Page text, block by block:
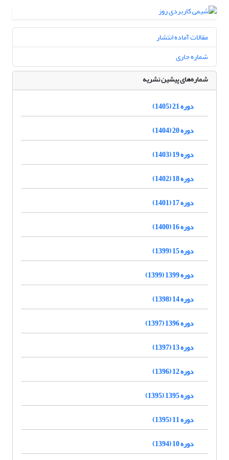
مقالات آماده انتشار
شماره جاری
شماره‌های پیشین نشریه
دوره 21 (1405)
دوره 20 (1404)
دوره 19 (1403)
دوره 18 (1402)
دوره 17 (1401)
دوره 16 (1400)
دوره 15 (1399)
دوره 1399 (1399)
دوره 14 (1398)
دوره 1396 (1397)
دوره 13 (1397)
دوره 12 (1396)
دوره 1395 (1395)
دوره 11 (1395)
دوره 10 (1394)